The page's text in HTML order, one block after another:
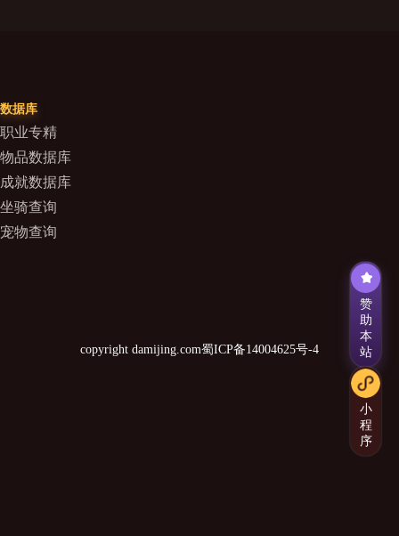
数据库
职业专精
物品数据库
成就数据库
坐骑查询
宠物查询
copyright damijing.com蜀ICP备14004625号-4
赞
助
本
站
小
程
序